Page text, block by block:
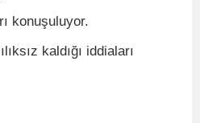
konuşuluyor.
kaldığı iddiaları